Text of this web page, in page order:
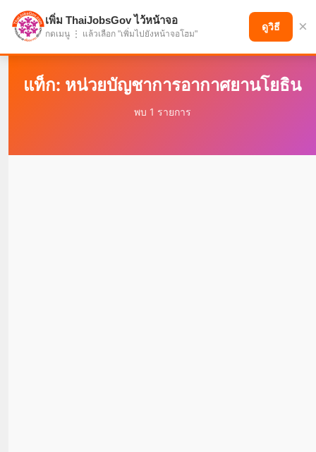
แบ่งปันโอกาส เพื่ออนาคตที่ก้าวหน้า
แท็ก: หน่วยบัญชาการอากาศยานโยธิน
พบ 1 รายการ
เพิ่ม ThaiJobsGov ไว้หน้าจอ
กดเมนู ⋮ แล้วเลือก "เพิ่มไปยังหน้าจอโฮม"
ดูวิธี ×